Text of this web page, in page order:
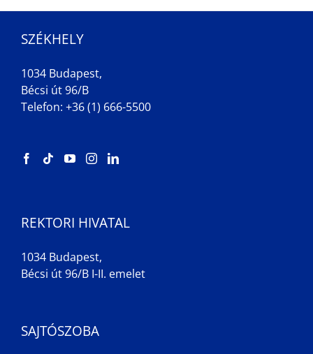
SZÉKHELY
1034 Budapest,
Bécsi út 96/B
Telefon: +36 (1) 666-5500
REKTORI HIVATAL
1034 Budapest,
Bécsi út 96/B I-II. emelet
SAJTÓSZOBA